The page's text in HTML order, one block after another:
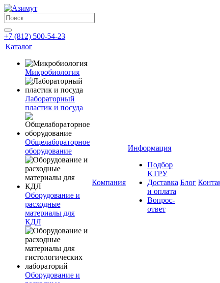
+7 (812) 500-54-23
Каталог
Микробиология
Лабораторный
пластик и посуда
Общелабораторное
оборудование
Оборудование и
расходные
материалы для
КДЛ
Оборудование и
Компания
Информация
Подбор
КТРУ
Доставка
и оплата
Вопрос-
ответ
Блог